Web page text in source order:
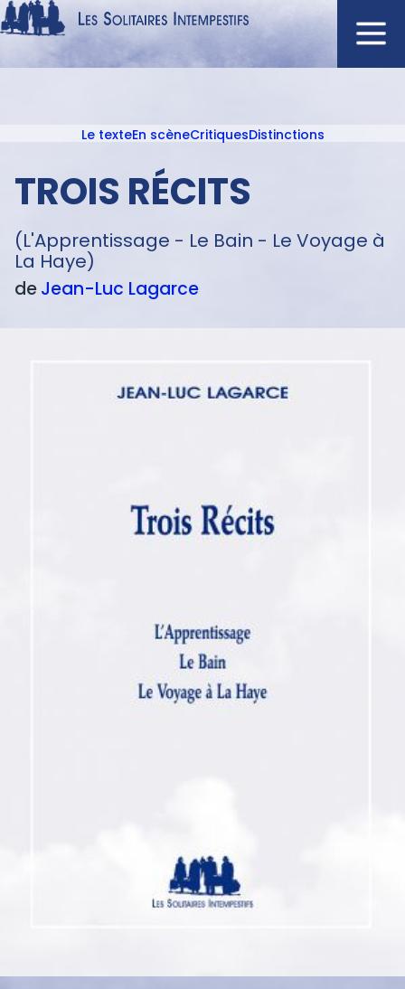
Aller
au
principal
Navigation
ACCUEIL
AUTEURS
À L'AFFICHE
CATALOGUE
DISTINCTIONS
texte
Le texteEn scèneCritiquesDistinctions
TROIS RÉCITS
(L'Apprentissage - Le Bain - Le Voyage à
La Haye)
deJean-Luc Lagarce